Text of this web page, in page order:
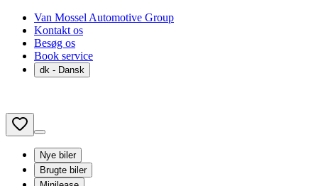
Van Mossel Automotive Group
Kontakt os
Besøg os
Book service
dk - Dansk
Nye biler
Brugte biler